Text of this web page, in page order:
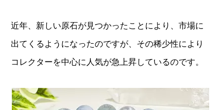
近年、新しい原石が見つかったことにより、市場に
出てくるようになったのですが、その稀少性により
コレクターを中心に人気が急上昇しているのです。